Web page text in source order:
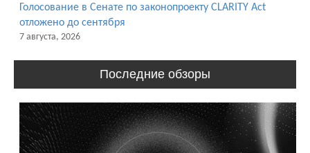
Голосование в Сенате по законопроекту CLARITY Act
отложено до сентября
7 августа, 2026
Последние обзоры